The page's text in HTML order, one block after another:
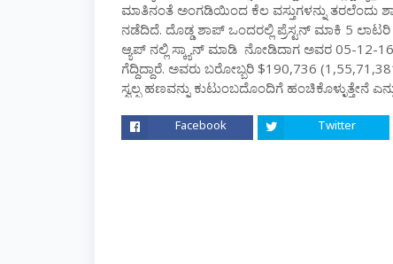
ಮಾತಿನಂತೆ ಅಂಗಡಿಯಿಂದ ಕೆಲ ವಸ್ತುಗಳನ್ನು
ನಡೆದಿದೆ. ದೊಡ್ಡ ಶಾಪ್‌ ಒಂದರಲ್ಲಿ ಪ್ರೆಸ್ಟನ್ ಮಾಕಿ 5
ಆ್ಯಪ್‌ ನಲ್ಲಿ ಸ್ಕ್ಯಾನ್‌ ಮಾಡಿ ನೋಡಿದಾಗ ಅವರ 05-12-
ಗೆದ್ದಿದ್ದಾರೆ. ಅವರು ಬರೋಬ್ಬರಿ $190,736
ಸ್ವಲ್ಪ ಹಣವನ್ನು ಕುಟುಂಬದೊಂದಿಗೆ ಹಂಚಿಕೊಳ್ಳುತ್ತೇನೆ
Facebook Twitter